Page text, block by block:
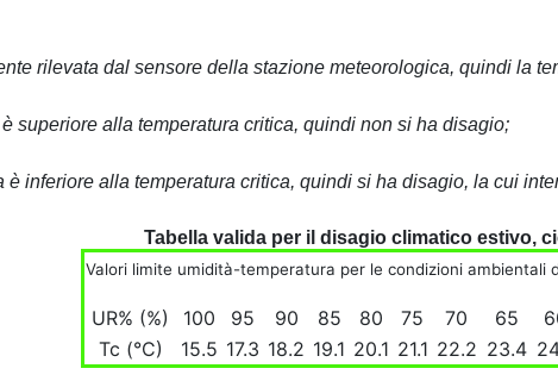
rilevata dal sensore della stazione meteorologica, quindi la
superiore alla temperatura critica, quindi non si ha disagio;
inferiore alla temperatura critica, quindi si ha disagio, la cui
Tabella valida per il disagio climatico estivo,
Valori limite umidità-temperatura per le condizioni ambientali
UR% (%) 100 95 90 85 80 75 70 65
Tc (°C)
15.5 17.3 18.2 19.1 20.1 21.1 22.2 23.4